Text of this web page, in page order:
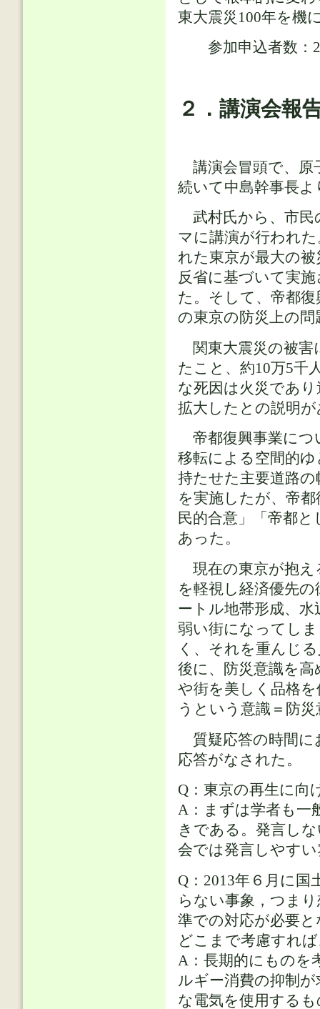
東大震災100年を機
参加申込者数：
２．講演会報
講演会冒頭で、原
続いて中島幹事長
武村氏から、市民
マに講演が行われ
れた東京が最大の
反省に基づいて実
た。そして、帝都
の東京の防災上の
関東大震災の被害
たこと、約10万5千
な死因は火災であ
拡大したとの説明
帝都復興事業につ
移転による空間的
持たせた主要道路
を実施したが、帝
民的合意」「帝都
あった。
現在の東京が抱え
を軽視し経済優先
ートル地帯形成、
弱い街になってし
く、それを重んじ
後に、防災意識を
や街を美しく品格
うという意識＝防
質疑応答の時間に
応答がなされた。
Q：東京の再生に向
A：まずは学者も一
きである。発言し
会では発言しやす
Q：2013年６月に
らない事象，つま
準での対応が必要
どこまで考慮すれ
A：長期的にものを
ルギー消費の抑制
な電気を使用する